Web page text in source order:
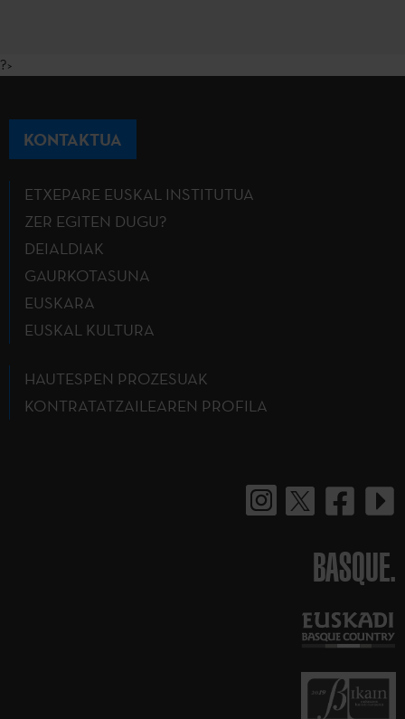
?>
KONTAKTUA
ETXEPARE EUSKAL INSTITUTUA
ZER EGITEN DUGU?
DEIALDIAK
GAURKOTASUNA
EUSKARA
EUSKAL KULTURA
HAUTESPEN PROZESUAK
KONTRATATZAILEAREN PROFILA
BASQUE.